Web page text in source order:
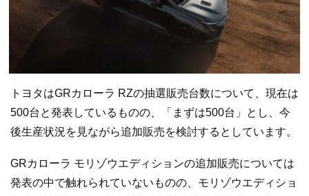
トヨタはGRカローラ RZの抽選販売台数について、現在は
500台と発表しているものの、「まずは500台」とし、今
後生産状況を見ながら追加販売を検討するとしています。
GRカローラ モリゾウエディションの追加販売については
発表の中で触れられていないものの、モリゾウエディショ